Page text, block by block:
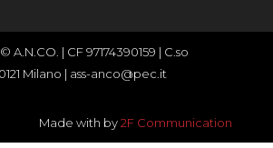
| CF 97174390159 | C.so
Milano | ass-anco@pec.it
Made with by2F Communication